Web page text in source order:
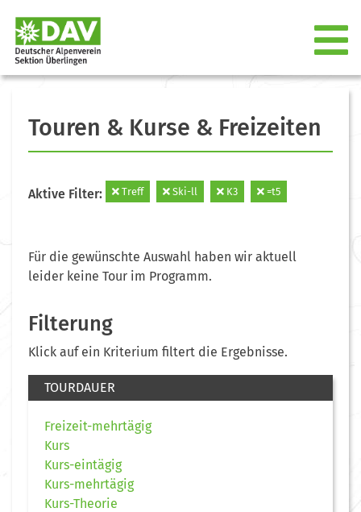
Touren & Kurse & Freizeiten
Aktive Filter: Treff Ski-ll K3 =t5
Für die gewünschte Auswahl haben wir aktuell
leider keine Tour im Programm.
Filterung
Klick auf ein Kriterium filtert die Ergebnisse.
TOURDAUER
Freizeit-mehrtägig
Kurs
Kurs-eintägig
Kurs-mehrtägig
Kurs-Theorie